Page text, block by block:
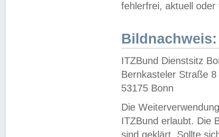
fehlerfrei, aktuell oder
Bildnachweis:
ITZBund Dienstsitz
Bernkasteler Straße 8
53175 Bonn
Die
ITZBund erlaubt. Die
sind geklärt. Sollte